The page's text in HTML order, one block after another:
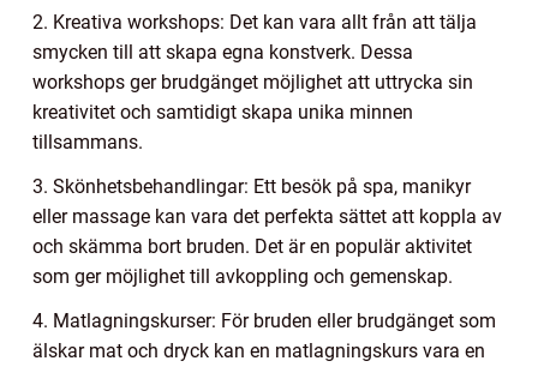
2. Kreativa workshops: Det kan vara allt från att tälja
smycken till att skapa egna konstverk. Dessa
workshops ger brudgänget möjlighet att uttrycka sin
kreativitet och samtidigt skapa unika minnen
tillsammans.
3. Skönhetsbehandlingar: Ett besök på spa, manikyr
eller massage kan vara det perfekta sättet att koppla av
och skämma bort bruden. Det är en populär aktivitet
som ger möjlighet till avkoppling och gemenskap.
4. Matlagningskurser: För bruden eller brudgänget som
älskar mat och dryck kan en matlagningskurs vara en